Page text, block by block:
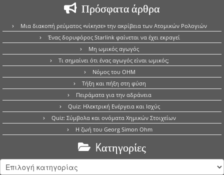
Πρόσφατα άρθρα
Μια διακοπή ρεύματος «νίκησε» την ακρίβεια των Ατομικών Ρολογιών
Ένας δορυφόρος Starlink φαίνεται να έχει εκραγεί
Μη ωμικός αγωγός
Τι σημαίνει ότι ένας αγωγός είναι ωμικός;
Νόμος του OHM
Τήξη και πήξη στη φύση
Πειράματα για την αδράνεια
Quiz: Ηλεκτρική Ενέργεια και Ισχύς
Quiz: Σύμβολα και ονόματα Χημικών Στοιχείων
Η ζωή του Georg Simon Ohm
Kατηγορίες
Kατηγορίες